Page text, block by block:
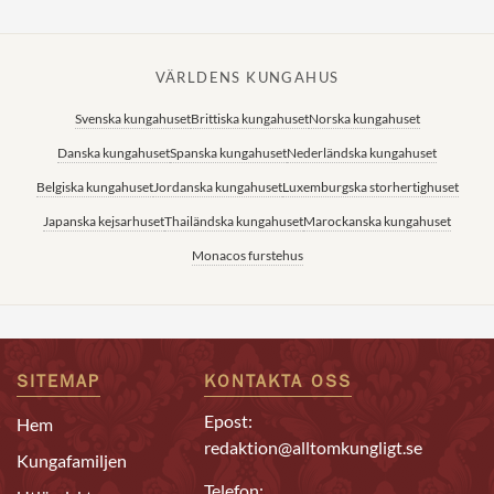
VÄRLDENS KUNGAHUS
Svenska kungahusetBrittiska kungahusetNorska kungahuset
Danska kungahusetSpanska kungahusetNederländska kungahuset
Belgiska kungahusetJordanska kungahusetLuxemburgska storhertighuset
Japanska kejsarhusetThailändska kungahusetMarockanska kungahuset
Monacos furstehus
SITEMAP
Hem
Kungafamiljen
KONTAKTA OSS
Epost:
redaktion@alltomkungligt.se